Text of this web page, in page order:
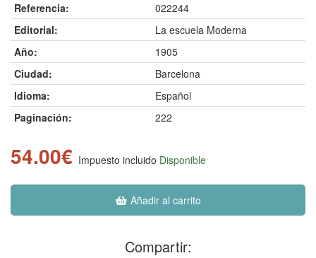
Referencia:
022244
Editorial:
La escuela Moderna
Año:
1905
Ciudad:
Barcelona
Idioma:
Español
Paginación:
222
54.00€ Impuesto incluido Disponible
Añadir al carrito
Compartir: